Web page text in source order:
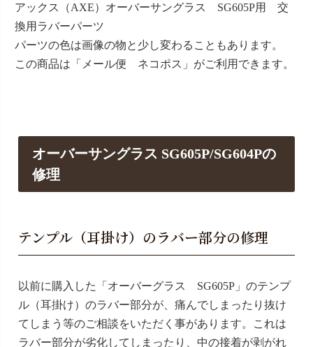
アックス（AXE）オーバーサングラス SG605P用 交
換用ラバーパーツ
パーツの色は画像の物と少し変わることもあります。
この商品は「メール便 ネコポス」がご利用できます。
オーバーサングラス SG605P/SG604Pの
修理
テンプル（耳掛け）のラバー部分の修理
以前に購入した「オーバーグラス SG605P」のテンプ
ル（耳掛け）のラバー部分が、痛んでしまったり抜け
てしまう等のご相談をいただく事があります。これは
ラバー部分が劣化してしまったり、中の接着が剥がれ